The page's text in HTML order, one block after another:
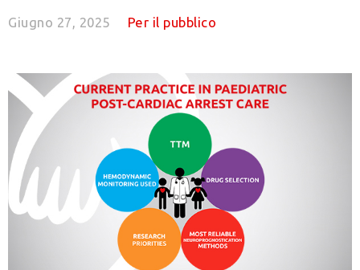
Giugno 27, 2025 Per il pubblico